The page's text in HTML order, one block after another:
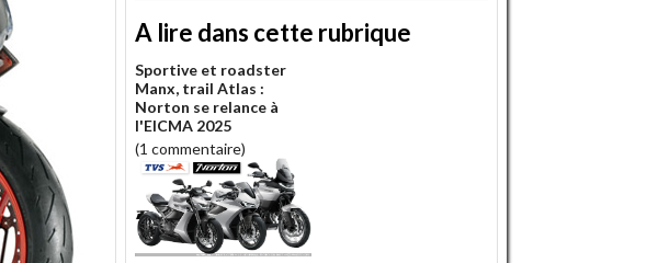
A lire dans cette rubrique
Sportive et roadster
Manx, trail Atlas :
Norton se relance à
l'EICMA 2025
(1 commentaire)